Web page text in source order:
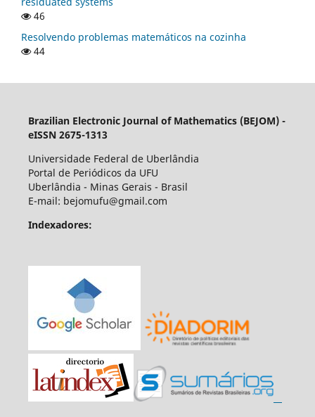
46
Resolvendo problemas matemáticos na cozinha
44
Brazilian Electronic Journal of Mathematics (BEJOM) -
eISSN 2675-1313
Universidade Federal de Uberlândia
Portal de Periódicos da UFU
Uberlândia - Minas Gerais - Brasil
E-mail: bejomufu@gmail.com
Indexadores: